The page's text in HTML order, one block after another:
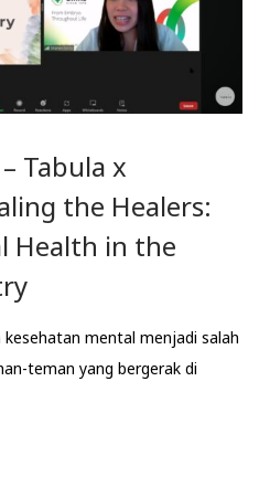
Tabula x
the Healers:
Health in the
mental menjadi salah
teman yang bergerak di